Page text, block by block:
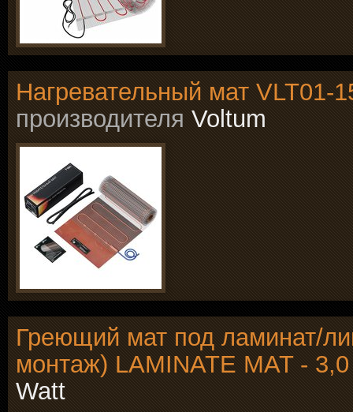
Нагревательный мат VLT01-
производителя Voltum
Греющий мат под ламинат/
монтаж) LAMINATE MAT - 3,0
Watt